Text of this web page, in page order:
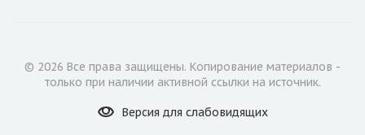
© 2026 Все права защищены. Копирование материалов -
только при наличии активной ссылки на источник.
Версия для слабовидящих